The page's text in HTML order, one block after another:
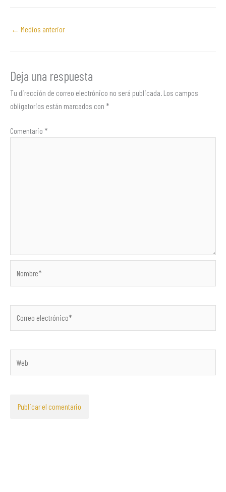
← Medios anterior
Deja una respuesta
Tu dirección de correo electrónico no será publicada. Los campos
obligatorios están marcados con *
Comentario *
electrónico*